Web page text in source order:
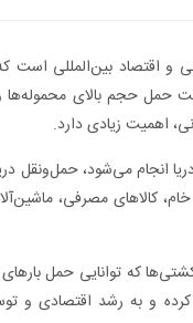
و اقتصاد بین‌المللی است
حمل حجم بالای محموله‌ها
اهمیت زیادی دارد.
از طریق دریا انجام می‌شود،
خام، کالاهای مصرفی،
کشتی‌ها که توانایی حمل
کرده و به رشد اقتصادی و